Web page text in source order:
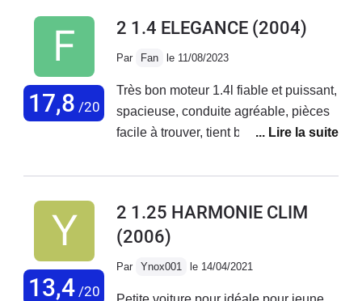
17,8 /20
2 1.4 ELEGANCE (2004)
Par Fan le 11/08/2023
Très bon moteur 1.4l fiable et puissant,
spacieuse, conduite agréable, pièces
facile à trouver, tient bien la route,
coffre, commande au volant, nombreux
vitre électrique avant, fermeture
centralisée, direction assistée, abs,
13,4/20
2 1.25 HARMONIE CLIM
(2006)
Par Ynox001 le 14/04/2021